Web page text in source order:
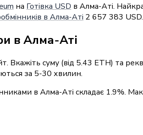
на Готівка USD в Алма-Аті.
в Алма-Аті 2 657 383 USD.
в Алма-Аті
Вкажіть суму (від 5.43 ETH) та
за 5-30 хвилин.
в Алма-Аті складає 1.9%.